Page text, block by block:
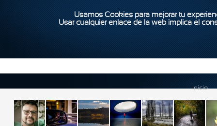
Usamos Cookies para mejorar tu
Usar cualquier enlace de la web implica el
Inicio